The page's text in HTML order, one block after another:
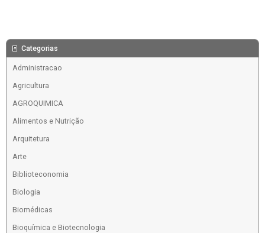
Categorias
Administracao
Agricultura
AGROQUIMICA
Alimentos e Nutrição
Arquitetura
Arte
Biblioteconomia
Biologia
Biomédicas
Bioquímica e Biotecnologia